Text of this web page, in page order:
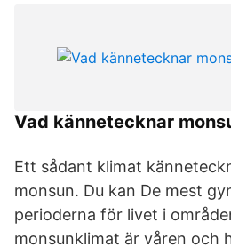
Vad kännetecknar
Ett sådant klimat
monsun. Du kan De mest
perioderna för livet i
monsunklimat är våren och